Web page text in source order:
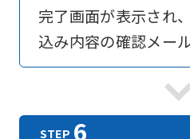
完了画面が表示され
込み内容の確認メー
is